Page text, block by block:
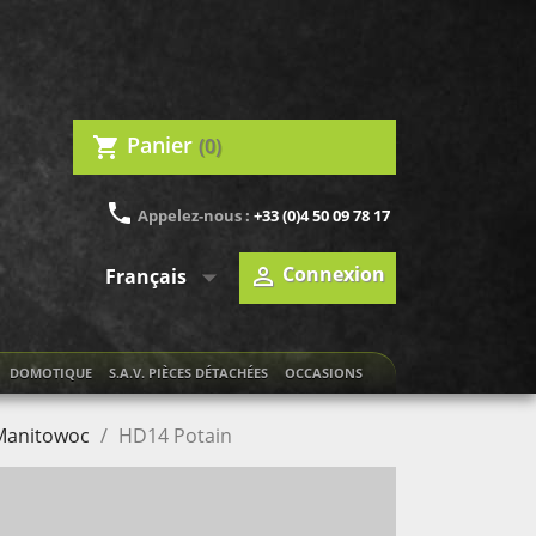
shopping_cart Panier (0)
phone Appelez-nous : +33 (0)4 50 09 78 17
Français   Connexion
DOMOTIQUE S.A.V. PIÈCES DÉTACHÉES OCCASIONS
HD14 Potain